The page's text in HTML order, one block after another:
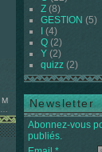
M
Z (8)
GESTION (5)
(4)
Q (2)
Y (2)
quizz (2)
Newsletter
Abonnez-vous
publiés.